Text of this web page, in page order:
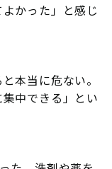
かった」と感じ
本当に危ない。
中できる」とい